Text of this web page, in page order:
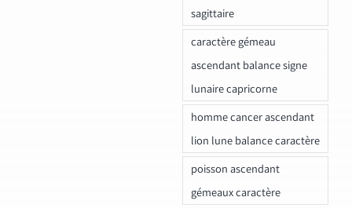
sagittaire
caractère gémeau
ascendant balance signe
lunaire capricorne
homme cancer ascendant
lion lune balance caractère
poisson ascendant
gémeaux caractère